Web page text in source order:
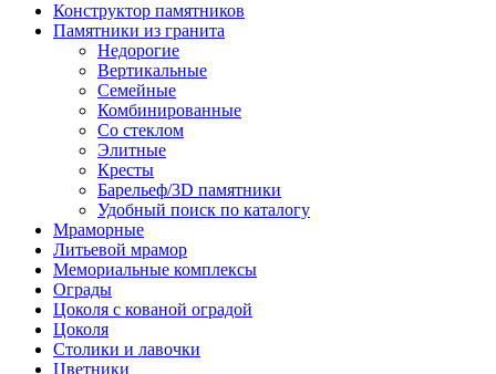
Конструктор памятников
Памятники из гранита
Недорогие
Вертикальные
Семейные
Комбинированные
Со стеклом
Элитные
Кресты
Барельеф/3D памятники
Удобный поиск по каталогу
Мраморные
Литьевой мрамор
Мемориальные комплексы
Ограды
Цоколя с кованой оградой
Цоколя
Столики и лавочки
Цветники